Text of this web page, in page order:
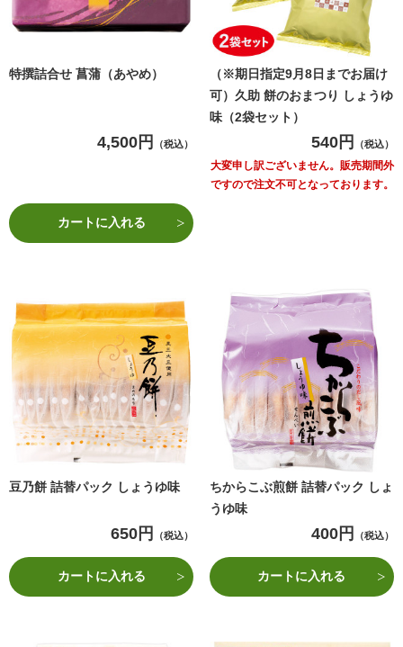
特撰詰合せ 菖蒲（あやめ）
4,500円 （税込）
カートに入れる
（※期日指定9月8日までお届け
可）久助 餅のおまつり しょうゆ
味（2袋セット）
540円 （税込）
大変申し訳ございません。販売期間外
ですので注文不可となっております。
豆乃餅 詰替パック しょうゆ味
650円 （税込）
カートに入れる
ちからこぶ煎餅 詰替パック しょ
うゆ味
400円 （税込）
カートに入れる